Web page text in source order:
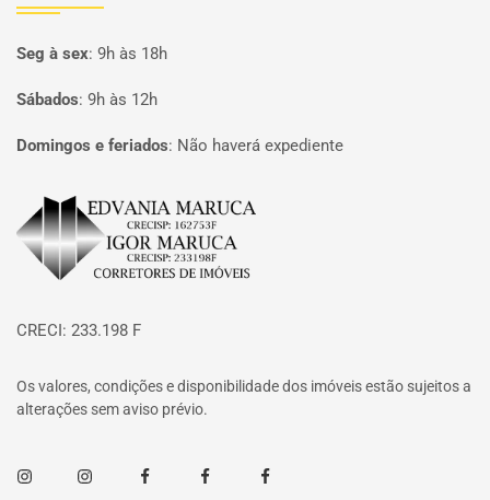
Seg à sex: 9h às 18h
Sábados: 9h às 12h
Domingos e feriados: Não haverá expediente
Página inicial
CRECI: 233.198 F
Os valores, condições e disponibilidade dos imóveis estão sujeitos a
alterações sem aviso prévio.
InstagramInstagramFacebookFacebookFacebook